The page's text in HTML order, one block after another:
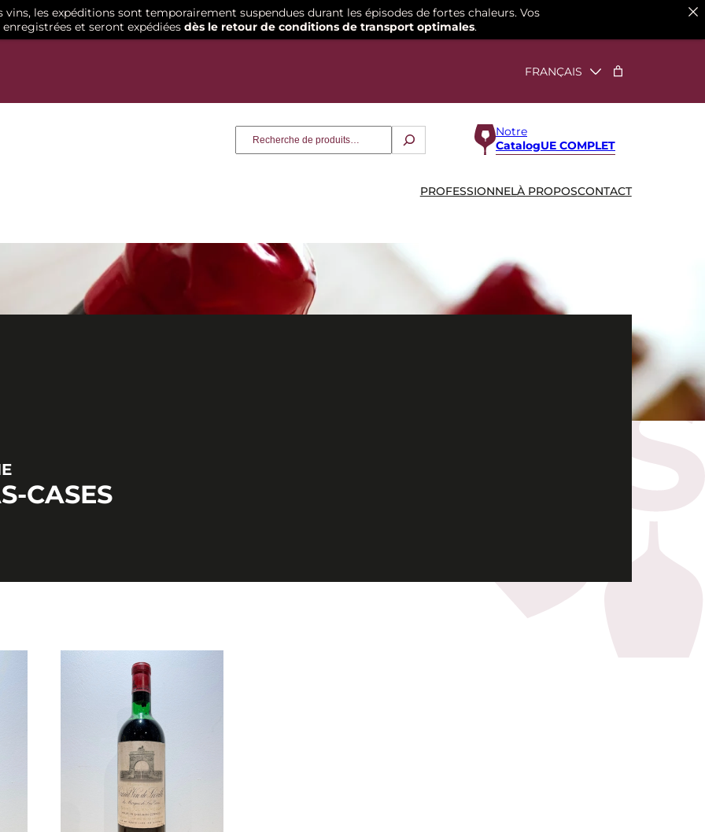
Notre
CatalogUE COMPLET
PROFESSIONNELÀ PROPOSCONTACT
CASES
les expéditions sont temporairement suspendues durant les épisodes de fortes chaleurs. Vos
et seront expédiées dès le retour de conditions de transport optimales.